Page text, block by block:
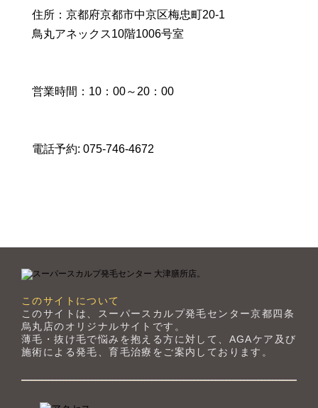
住所：京都府京都市中京区梅忠町20-1
鳥丸アネックス10階1006号室
営業時間：10：00～20：00
電話予約: 075-746-4672
このサイトについて
このサイトは、スーパースカルプ発毛センター京都四条
烏丸店のオリジナルサイトです。
薄毛・抜け毛で悩みを抱える方に対して、AGAケア及び
施術による発毛、育毛治療をご案内しております。